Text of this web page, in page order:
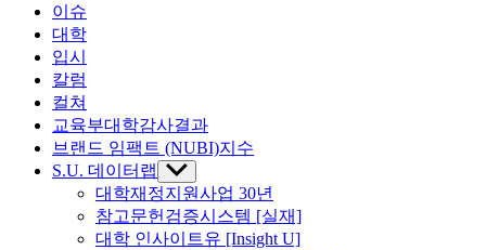
이슈
대학
입시
칼럼
컬쳐
교육부대학감사결과
브랜드 임팩트 (NUBI)지수
S.U. 데이터랩
Show
sub
menu
대학재정지원사업 30년
참고문헌검증시스템 [실재]
대학 인사이트유 [Insight U]